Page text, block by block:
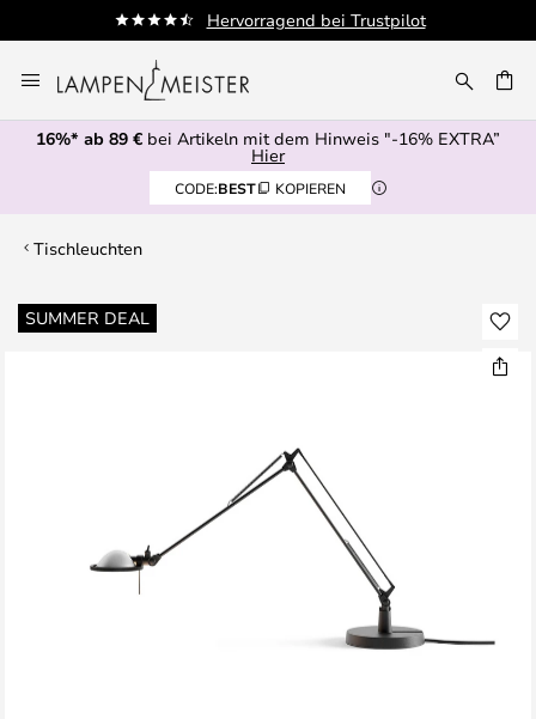
Hervorragend bei Trustpilot
Inhalt
springen
16%* ab 89 € bei Artikeln mit dem Hinweis "-16% EXTRA”
Hier
CODE:BEST KOPIEREN
Tischleuchten
SUMMER DEAL
Zum
Ende